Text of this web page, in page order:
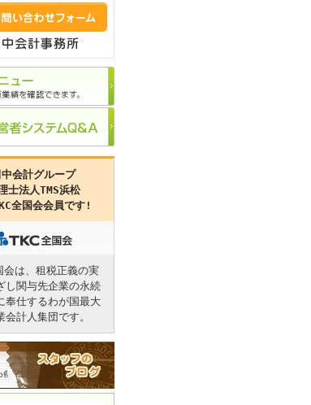
中会計グループ
士法人TMS浜松
全国会会員です!
会は、租税正義の実
し関与先企業の永続
奉仕するわが国最大
会計人集団です。